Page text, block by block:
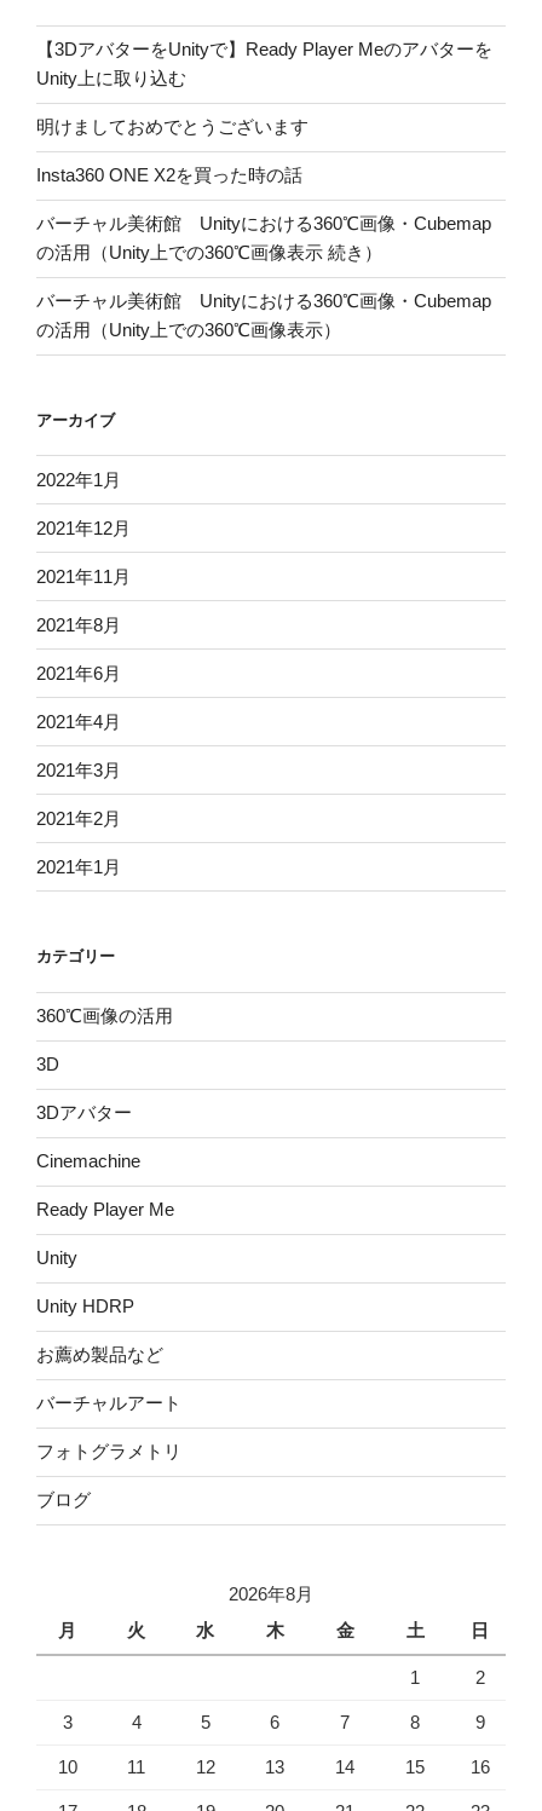
【3DアバターをUnityで】Ready Player Meのアバターを
Unity上に取り込む
明けましておめでとうございます
Insta360 ONE X2を買った時の話
バーチャル美術館 Unityにおける360℃画像・Cubemap
の活用（Unity上での360℃画像表示 続き）
バーチャル美術館 Unityにおける360℃画像・Cubemap
の活用（Unity上での360℃画像表示）
アーカイブ
2022年1月
2021年12月
2021年11月
2021年8月
2021年6月
2021年4月
2021年3月
2021年2月
2021年1月
カテゴリー
360℃画像の活用
3D
3Dアバター
Cinemachine
Ready Player Me
Unity
Unity HDRP
お薦め製品など
バーチャルアート
フォトグラメトリ
ブログ
2026年8月
月
火 水 木 金 土 日
1 2
3 4 5 6 7 8 9
10 11 12 13 14 15 16